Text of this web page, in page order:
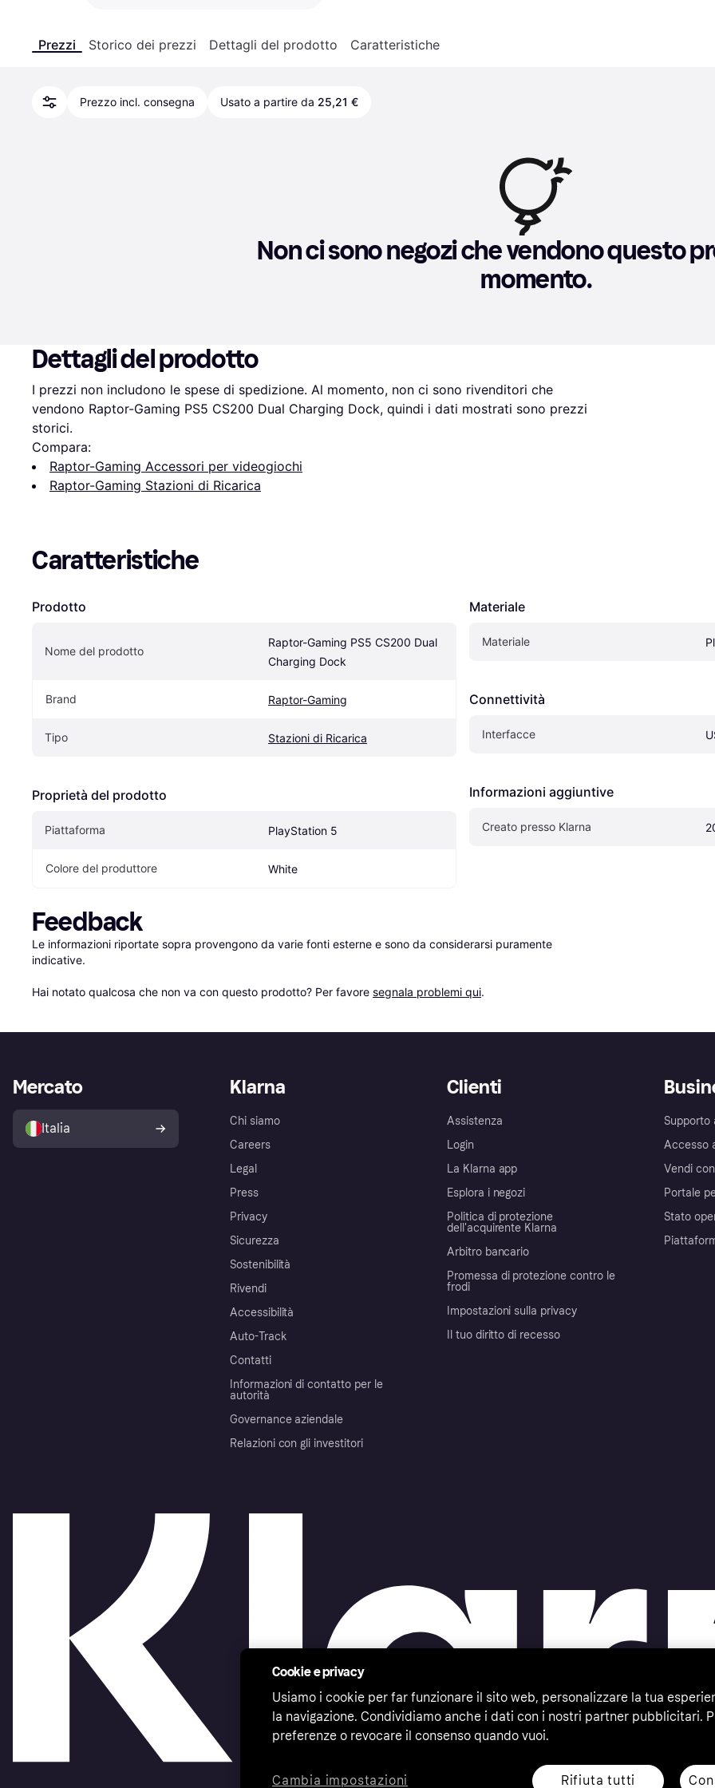
Prezzi Storico dei prezzi Dettagli del prodotto Caratteristiche
Prezzo incl. consegna Usato a partire da 25,21 €
Non ci sono negozi che vendono questo
momento.
Dettagli del prodotto
I prezzi non includono le spese di spedizione. Al momento, non ci sono rivenditori che
vendono Raptor-Gaming PS5 CS200 Dual Charging Dock, quindi i dati mostrati sono prezzi
storici.
Compara:
Raptor-Gaming Accessori per videogiochi
Raptor-Gaming Stazioni di Ricarica
Caratteristiche
Prodotto
Nome del prodotto
Raptor-Gaming PS5 CS200 Dual
Charging Dock
Brand Raptor-Gaming
Tipo Stazioni di Ricarica
Proprietà del prodotto
Piattaforma PlayStation 5
Colore del produttore White
Materiale
Materiale
Connettività
Interfacce
Informazioni aggiuntive
Creato presso Klarna
Feedback
Le informazioni riportate sopra provengono da varie fonti esterne e sono da considerarsi puramente
indicative.
Hai notato qualcosa che non va con questo prodotto? Per favore segnala problemi qui.
Klarna
Chi siamo
Careers
Legal
Press
Privacy
Sicurezza
Sostenibilità
Rivendi
Accessibilità
Auto-Track
Contatti
Informazioni di contatto per le
autorità
Governance aziendale
Relazioni con gli investitori
Clienti
Assistenza
Login
La Klarna app
Esplora i negozi
Politica di protezione
dell'acquirente Klarna
Arbitro bancario
Promessa di protezione contro le
frodi
Impostazioni sulla privacy
Il tuo diritto di recesso
Supporto
Accesso
Vendi
Portale
Stato
Mercato
Italia
Cookie e privacy
Usiamo i cookie per far funzionare il sito web, personalizzare la tua
la navigazione. Condividiamo anche i dati con i nostri partner pubblicitari.
preferenze o revocare il consenso quando vuoi.
Rifiuta tutti
Cambia impostazioni